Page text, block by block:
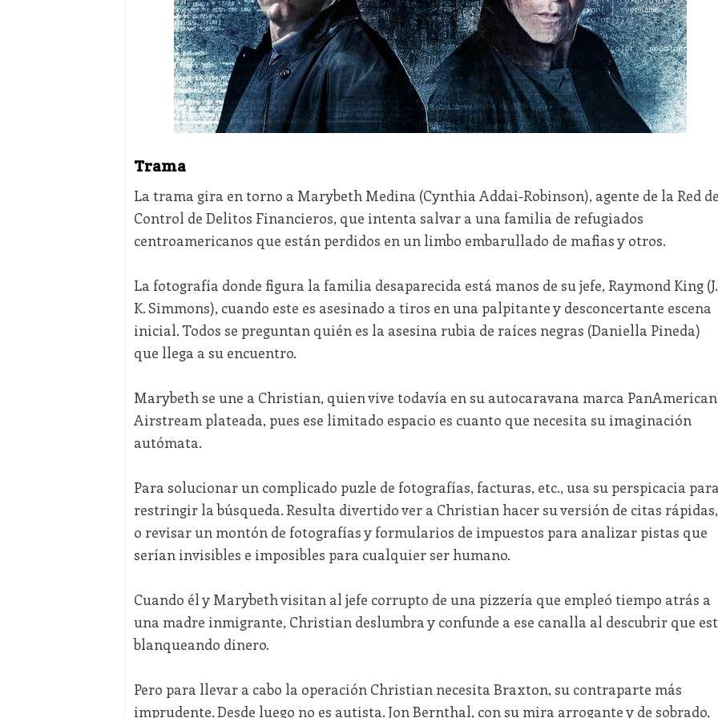
Trama
La trama gira en torno a Marybeth Medina (Cynthia Addai-Robinson), agente de la Red
Control de Delitos Financieros, que intenta salvar a una familia de refugiados
centroamericanos que están perdidos en un limbo embarullado de mafias y otros.
La fotografía donde figura la familia desaparecida está manos de su jefe, Raymond King (J.
K. Simmons), cuando este es asesinado a tiros en una palpitante y desconcertante escena
inicial. Todos se preguntan quién es la asesina rubia de raíces negras (Daniella Pineda)
que llega a su encuentro.
Marybeth se une a Christian, quien vive todavía en su autocaravana marca PanAmerican
Airstream plateada, pues ese limitado espacio es cuanto que necesita su imaginación
autómata.
Para solucionar un complicado puzle de fotografías, facturas, etc., usa su perspicacia
restringir la búsqueda. Resulta divertido ver a Christian hacer su versión de citas rápidas,
o revisar un montón de fotografías y formularios de impuestos para analizar pistas que
serían invisibles e imposibles para cualquier ser humano.
Cuando él y Marybeth visitan al jefe corrupto de una pizzería que empleó tiempo atrás a
una madre inmigrante, Christian deslumbra y confunde a ese canalla al descubrir que
blanqueando dinero.
Pero para llevar a cabo la operación Christian necesita Braxton, su contraparte más
imprudente. Desde luego no es autista. Jon Bernthal, con su mira arrogante y de sobrado,